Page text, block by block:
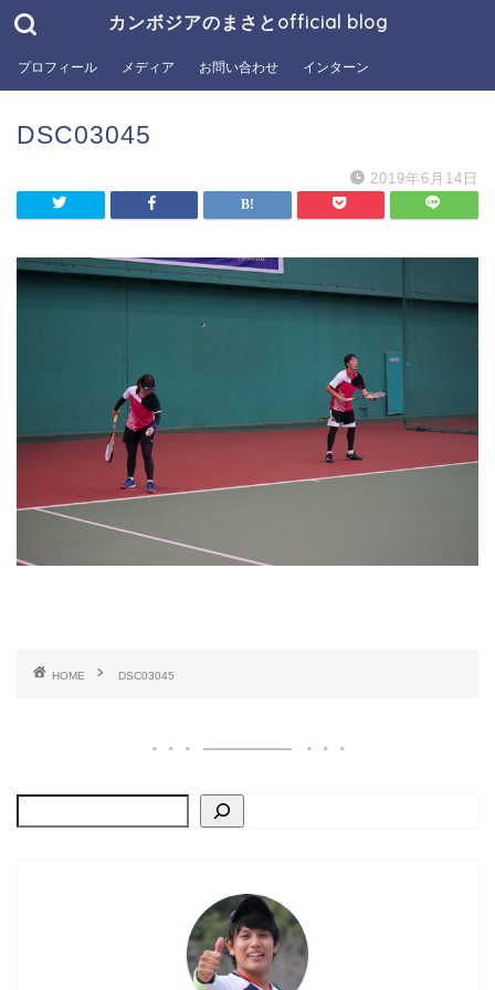
カンボジアのまさとofficial blog
プロフィール メディア お問い合わせ インターン
DSC03045
2019年6月14日
HOME DSC03045